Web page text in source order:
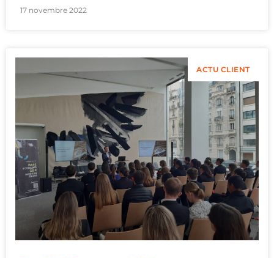
17 novembre 2022
ACTU CLIENT